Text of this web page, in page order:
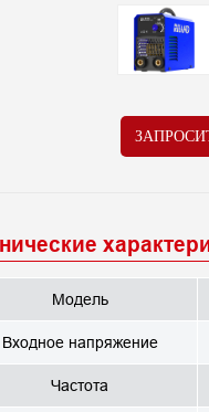
Модель
Входное напряжение
Частота